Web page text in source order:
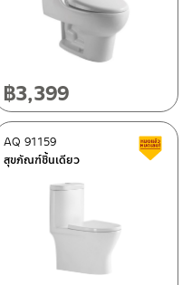
or ceramic basin for
the basin and the
use.
งพาง เขตยานนาวา กรุงเทพฯ
/ 091-545-0556
อ.ดอยสะเก็ด เชียงใหม่
กที่นี่
฿3,399
นค้าลดราคา เคลียร์สต็อก
สุขภัณฑ์ชิ้นเดียว
AQ 91159